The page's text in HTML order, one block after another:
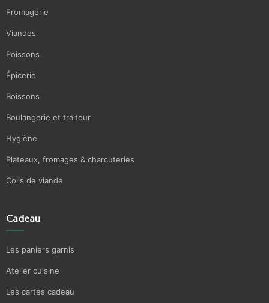
Fromagerie
Viandes
Poissons
Épicerie
Boissons
Boulangerie et traiteur
Hygiène
Plateaux, fromages & charcuteries
Colis de viande
Cadeau
Les paniers garnis
Atelier cuisine
Les cartes cadeau